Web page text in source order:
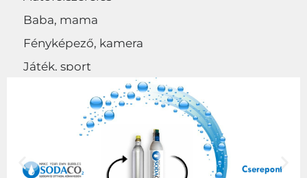
Baba, mama
Fényképező, kamera
Játék, sport